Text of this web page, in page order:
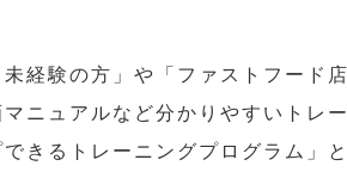
未経験の方」や「ファストフー
ニュアルなど分かりやすいトレ
できるトレーニングプログラム